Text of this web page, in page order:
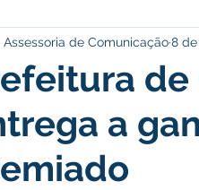
Assistência
econômico e
de
a
Assessoria de Comunicação8 de